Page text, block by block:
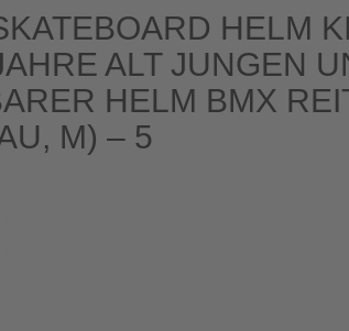
HELM
ALT JUNGEN
HELM BMX
M) – 5